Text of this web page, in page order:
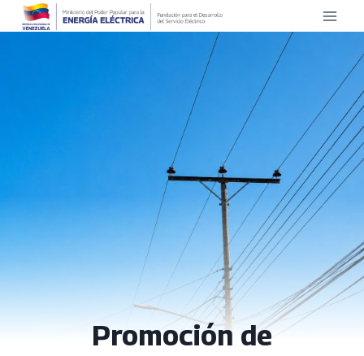
Promoción de